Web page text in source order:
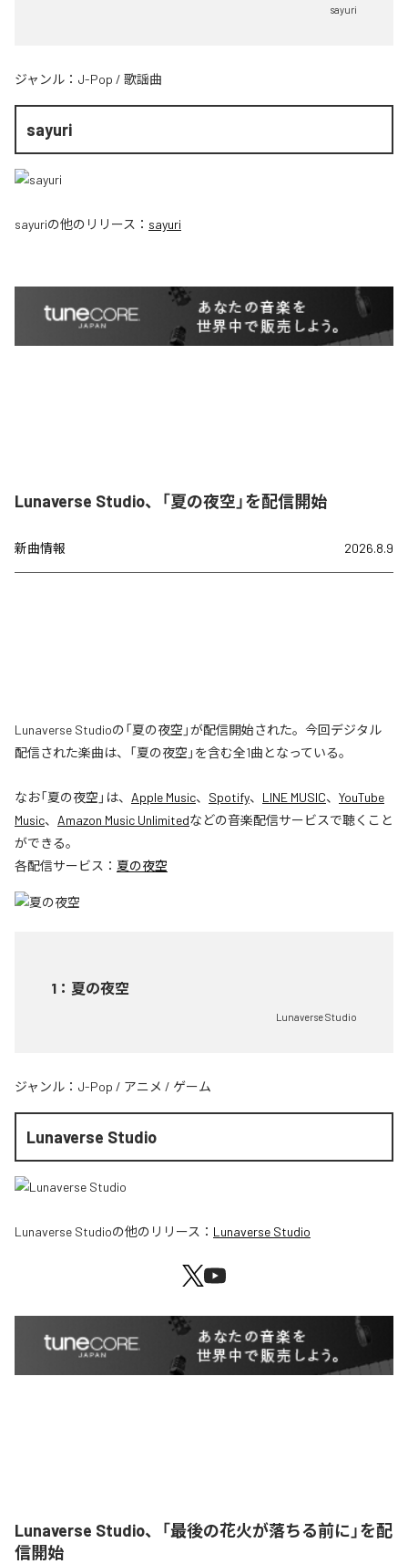
sayuri
ジャンル： J-Pop / 歌謡曲
sayuri
sayuriの他のリリース： sayuri
Lunaverse Studio、「夏の夜空」を配信開始
新曲情報 2026.8.9
Lunaverse Studioの「夏の夜空」が配信開始された。今回デジタル
配信された楽曲は、「夏の夜空」を含む全1曲となっている。
なお「夏の夜空 」は、 Apple Music、 Spotify、 LINE MUSIC、 YouTube
Music、 Amazon Music Unlimitedなどの音楽配信サービスで聴くこと
ができる。
各配信サービス： 夏の夜空
1 ： 夏の夜空
Lunaverse Studio
ジャンル： J-Pop / アニメ / ゲーム
Lunaverse Studio
Lunaverse Studioの他のリリース： Lunaverse Studio
Lunaverse Studio、「最後の花火が落ちる前に」を配
信開始